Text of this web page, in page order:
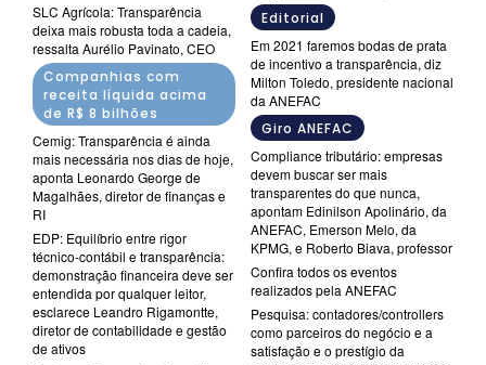
SLC Agrícola: Transparência
deixa mais robusta toda a cadeia,
ressalta Aurélio Pavinato, CEO
Companhias com
receita líquida acima
de R$ 8 bilhões
Cemig: Transparência é ainda
mais necessária nos dias de hoje,
aponta Leonardo George de
Magalhães, diretor de finanças e
RI
EDP: Equilíbrio entre rigor
técnico-contábil e transparência:
demonstração financeira deve ser
entendida por qualquer leitor,
esclarece Leandro Rigamontte,
diretor de contabilidade e gestão
de ativos
Editorial
Em 2021 faremos bodas de prata
de incentivo a transparência, diz
Milton Toledo, presidente nacional
da ANEFAC
Giro ANEFAC
Compliance tributário: empresas
devem buscar ser mais
transparentes do que nunca,
apontam Edinilson Apolinário, da
ANEFAC, Emerson Melo, da
KPMG, e Roberto Biava, professor
Confira todos os eventos
realizados pela ANEFAC
Pesquisa: contadores/controllers
como parceiros do negócio e a
satisfação e o prestígio da